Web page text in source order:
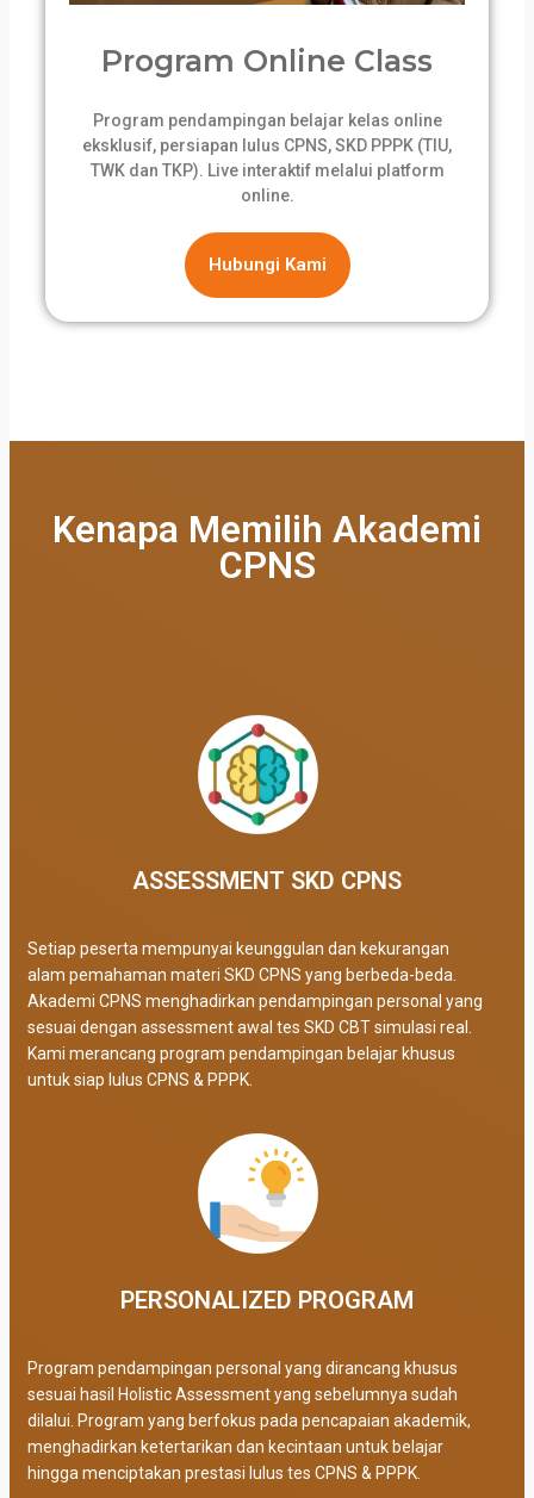
Program Online Class
Program pendampingan belajar kelas online
eksklusif, persiapan lulus CPNS, SKD PPPK (TIU,
TWK dan TKP). Live interaktif melalui platform
online.
Hubungi Kami
Kenapa Memilih Akademi
CPNS
ASSESSMENT SKD CPNS
Setiap peserta mempunyai keunggulan dan kekurangan
alam pemahaman materi SKD CPNS yang berbeda-beda.
Akademi CPNS menghadirkan pendampingan personal yang
sesuai dengan assessment awal tes SKD CBT simulasi real.
Kami merancang program pendampingan belajar khusus
untuk siap lulus CPNS & PPPK.
PERSONALIZED PROGRAM​
Program pendampingan personal yang dirancang khusus
sesuai hasil Holistic Assessment yang sebelumnya sudah
dilalui. Program yang berfokus pada pencapaian akademik,
menghadirkan ketertarikan dan kecintaan untuk belajar
hingga menciptakan prestasi lulus tes CPNS & PPPK.